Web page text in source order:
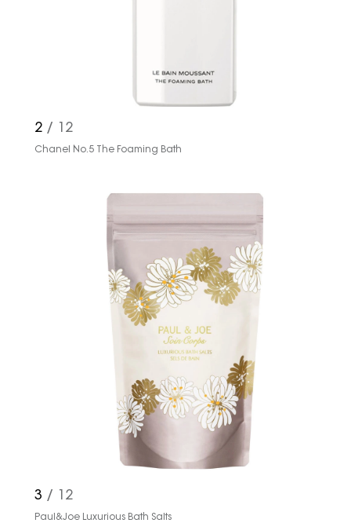
2 / 12
Chanel No.5 The Foaming Bath
3 / 12
Paul&Joe Luxurious Bath Salts